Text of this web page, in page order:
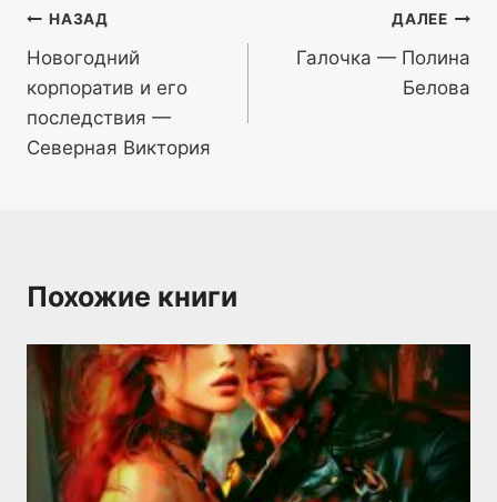
Навигация
по
записям
НАЗАД
Новогодний
корпоратив и его
последствия —
Северная Виктория
ДАЛЕЕ
Галочка — Полина
Белова
Похожие книги